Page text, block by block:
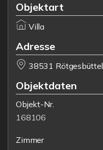
Objektart
Villa
Adresse
38531 Rötgesbüttel
Objektdaten
Objekt-Nr.
168106
Zimmer